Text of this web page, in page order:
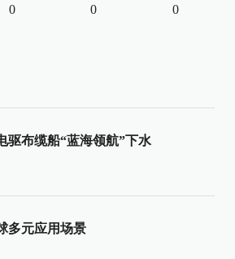
0 0 0
驱布缆船“蓝海领航”下水
多元应用场景